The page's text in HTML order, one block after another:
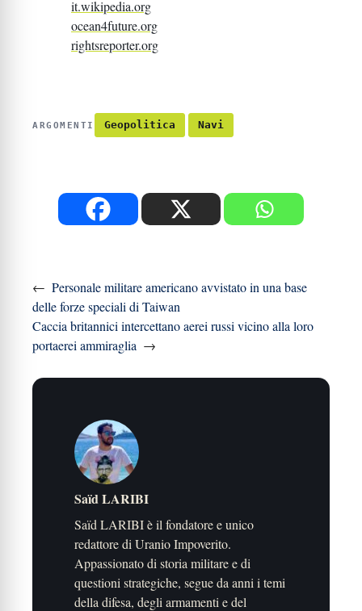
it.wikipedia.org
ocean4future.org
rightsreporter.org
ARGOMENTI Geopolitica Navi
← Personale militare americano avvistato in una base
delle forze speciali di Taiwan
Caccia britannici intercettano aerei russi vicino alla loro
portaerei ammiraglia →
Saïd LARIBI
Saïd LARIBI è il fondatore e unico
redattore di Uranio Impoverito.
Appassionato di storia militare e di
questioni strategiche, segue da anni i temi
della difesa, degli armamenti e del